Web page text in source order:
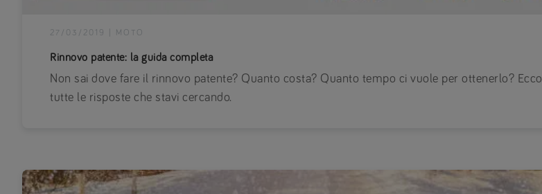
Rinnovo patente: la guida completa
27/03/2019 MOTO
Non sai dove fare il rinnovo patente? Quanto costa? Quanto tempo ci vuole per ottenerlo? Ecco
tutte le risposte che stavi cercando.